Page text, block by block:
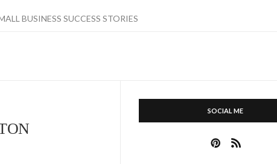
BUSINESS SUCCESS STORIES
SOCIAL ME